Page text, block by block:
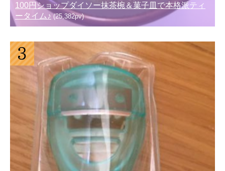
100円ショップダイソー抹茶椀＆菓子皿で本格派ティ
ータイム♪ (25,382pv)